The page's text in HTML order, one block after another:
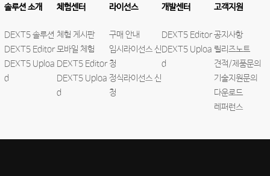
솔루션 소개
DEXT5 솔루션
DEXT5 Editor
DEXT5 Uploa
d
체험센터
체험 게시판
모바일 체험
DEXT5 Editor
DEXT5 Uploa
d
라이선스
구매 안내
임시라이선스 신
청
정식라이선스 신
청
개발센터
DEXT5 Editor
DEXT5 Uploa
d
고객지원
공지사항
릴리즈노트
견적/제품문의
기술지원문의
다운로드
레퍼런스